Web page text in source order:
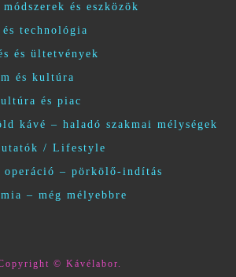
és eszközök
technológia
és ültetvények
és kultúra
és piac
kávé – haladó szakmai mélységek
/ Lifestyle
operáció – pörkölő-indítás
– még mélyebbre
© Kávélabor.